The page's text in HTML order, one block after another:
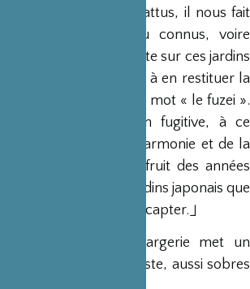
dehors des sentiers battus, il nous fait
jardins, peu connus, voire
eux-mêmes. Il porte sur ces jardins
très singulier qui vise à en restituer la
et la beauté,en un mot « le fuzei ».
ode à cette émotion fugitive, à ce
qui se dégage de l’harmonie et de la
des choses et le fruit des années
dans les jardins japonais que
Lefèvre a réussi à capter.」
Diane de Margerie met un
aux images de l’artiste, aussi sobres